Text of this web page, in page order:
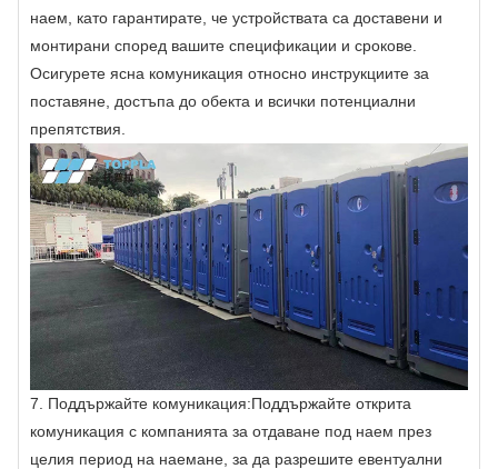
наем, като гарантирате, че устройствата са доставени и
монтирани според вашите спецификации и срокове.
Осигурете ясна комуникация относно инструкциите за
поставяне, достъпа до обекта и всички потенциални
препятствия.
7. Поддържайте комуникация:Поддържайте открита
комуникация с компанията за отдаване под наем през
целия период на наемане, за да разрешите евентуални